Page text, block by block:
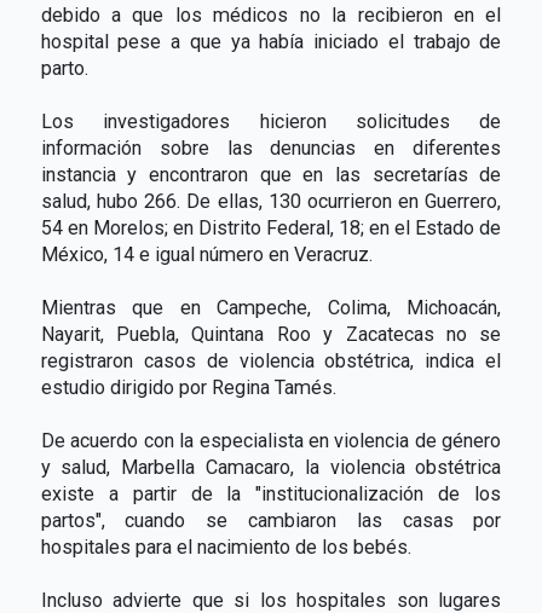
debido a que los médicos no la recibieron en el
hospital pese a que ya había iniciado el trabajo de
parto.
Los investigadores hicieron solicitudes de
información sobre las denuncias en diferentes
instancia y encontraron que en las secretarías de
salud, hubo 266. De ellas, 130 ocurrieron en Guerrero,
54 en Morelos; en Distrito Federal, 18; en el Estado de
México, 14 e igual número en Veracruz.
Mientras que en Campeche, Colima, Michoacán,
Nayarit, Puebla, Quintana Roo y Zacatecas no se
registraron casos de violencia obstétrica, indica el
estudio dirigido por Regina Tamés.
De acuerdo con la especialista en violencia de género
y salud, Marbella Camacaro, la violencia obstétrica
existe a partir de la "institucionalización de los
partos", cuando se cambiaron las casas por
hospitales para el nacimiento de los bebés.
Incluso advierte que si los hospitales son lugares